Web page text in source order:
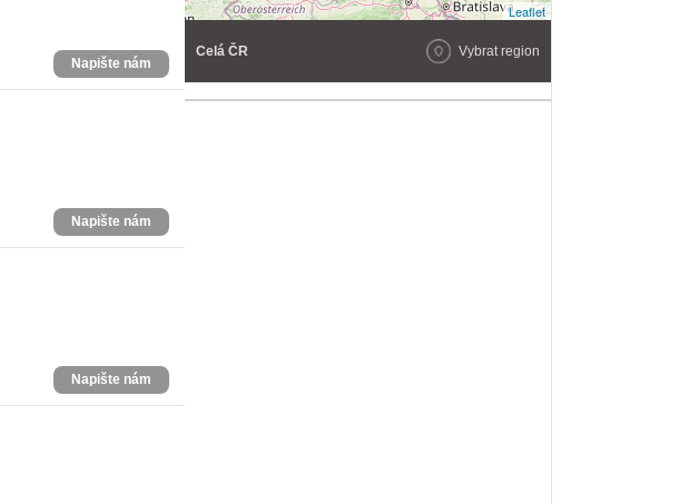
Napište nám
Napište nám
Napište nám
Leaflet
Celá ČR Vybrat region